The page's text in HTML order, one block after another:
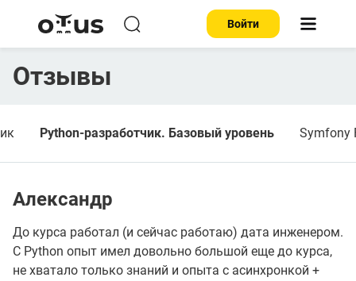
Войти
Отзывы
Python-разработчик. Базовый уровень Symfony
Александр
До курса работал (и сейчас работаю) дата инженером.
С Python опыт имел довольно большой еще до курса,
не хватало только знаний и опыта с асинхронкой +